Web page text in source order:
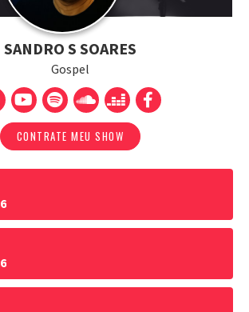
SANDRO S SOARES
Gospel
CONTRATE MEU SHOW